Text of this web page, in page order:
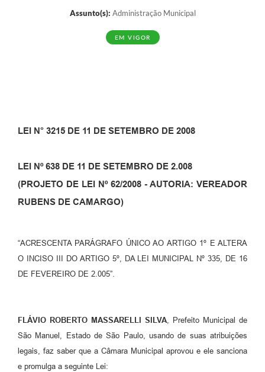
Assunto(s): Administração Municipal
EM VIGOR
LEI N° 3215 DE 11 DE SETEMBRO DE 2008
LEI Nº 638 DE 11 DE SETEMBRO DE 2.008
(PROJETO DE LEI Nº 62/2008 - AUTORIA: VEREADOR
RUBENS DE CAMARGO)
“ACRESCENTA PARÁGRAFO ÚNICO AO ARTIGO 1º E ALTERA
O INCISO III DO ARTIGO 5º, DA LEI MUNICIPAL Nº 335, DE 16
DE FEVEREIRO DE 2.005”.
FLÁVIO ROBERTO MASSARELLI SILVA , Prefeito Municipal de
São Manuel, Estado de São Paulo, usando de suas atribuições
legais, faz saber que a Câmara Municipal aprovou e ele sanciona
e promulga a seguinte Lei: